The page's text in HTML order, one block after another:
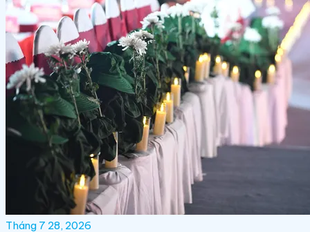
Tháng 7 28, 2026